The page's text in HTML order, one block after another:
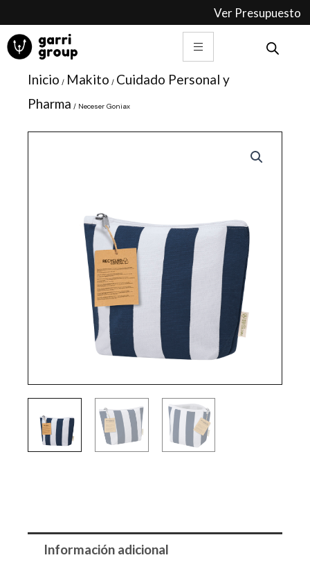
contenido
Ver Presupuesto
Inicio / Makito / Cuidado Personal y
Pharma / Neceser Goniax
Información adicional